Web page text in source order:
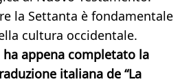
la Settanta è fondamentale
cultura occidentale.
ha appena completato la
italiana de “La